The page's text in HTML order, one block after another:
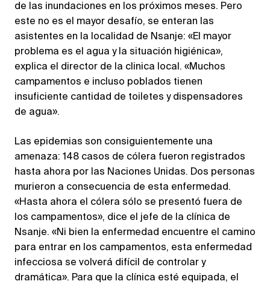
de las inundaciones en los próximos meses. Pero
este no es el mayor desafío, se enteran las
asistentes en la localidad de Nsanje: «El mayor
problema es el agua y la situación higiénica»,
explica el director de la clinica local. «Muchos
campamentos e incluso poblados tienen
insuficiente cantidad de toiletes y dispensadores
de agua».
Las epidemias son consiguientemente una
amenaza: 148 casos de cólera fueron registrados
hasta ahora por las Naciones Unidas. Dos personas
murieron a consecuencia de esta enfermedad.
«Hasta ahora el cólera sólo se presentó fuera de
los campamentos», dice el jefe de la clínica de
Nsanje. «Ni bien la enfermedad encuentre el camino
para entrar en los campamentos, esta enfermedad
infecciosa se volverá difícil de controlar y
dramática». Para que la clínica esté equipada, el